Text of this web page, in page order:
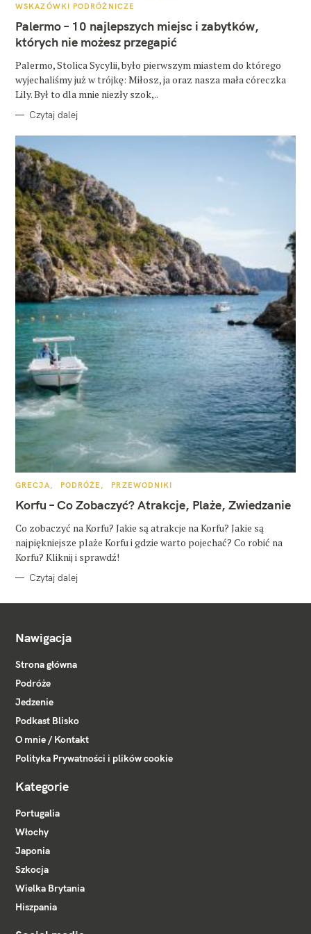
T
G
R
WSKAZÓWKI PODRÓŻNICZE
Palermo – 10 najlepszych miejsc i zabytków,
których nie możesz przegapić
Palermo, Stolica Sycylii, było pierwszym miastem do którego
wyjechaliśmy już w trójkę: Miłosz, ja oraz nasza mała córeczka
Lily. Był to dla mnie niezły szok,..
Czytaj dalej
K
T
E
O
R
I
GRECJA PODRÓŻE PRZEWODNIKI
Korfu – Co Zobaczyć? Atrakcje, Plaże, Zwiedzanie
Co zobaczyć na Korfu? Jakie są atrakcje na Korfu? Jakie są
najpiękniejsze plaże Korfu i gdzie warto pojechać? Co robić na
Korfu? Kliknij i sprawdź!
Czytaj dalej
Nawigacja
Strona główna
Podróże
Jedzenie
Podkast Blisko
O mnie / Kontakt
Polityka Prywatności i plików cookie
Kategorie
Portugalia
Włochy
Japonia
Szkocja
Wielka Brytania
Hiszpania